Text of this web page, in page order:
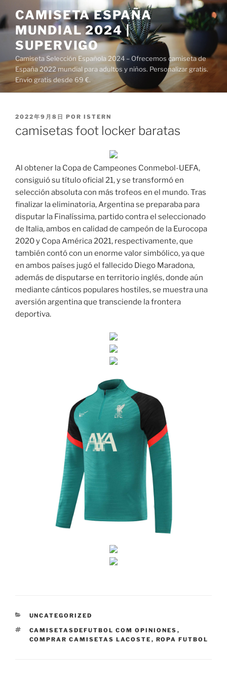
al
contenido
CAMISETA ESPAÑA
MUNDIAL 2024 |
SUPERVIGO
Camiseta Selección Española 2024 – Ofrecemos camiseta de
España 2022 mundial para adultos y niños. Personalizar gratis.
Envío gratis desde 69 €.
PUBLICADO
2022年9月8日 POR ISTERN
camisetas foot locker baratas
Al obtener la Copa de Campeones Conmebol-UEFA,
consiguió su título oficial 21, y se transformó en
selección absoluta con más trofeos en el mundo. Tras
finalizar la eliminatoria, Argentina se preparaba para
disputar la Finalíssima, partido contra el seleccionado
de Italia, ambos en calidad de campeón de la Eurocopa
2020 y Copa América 2021, respectivamente, que
también contó con un enorme valor simbólico, ya que
en ambos países jugó el fallecido Diego Maradona,
además de disputarse en territorio inglés, donde aún
mediante cánticos populares hostiles, se muestra una
aversión argentina que transciende la frontera
deportiva.
CATEGORÍAS
UNCATEGORIZED
ETIQUETAS
CAMISETASDEFUTBOL COM OPINIONES ,
COMPRAR CAMISETAS LACOSTE , ROPA FUTBOL